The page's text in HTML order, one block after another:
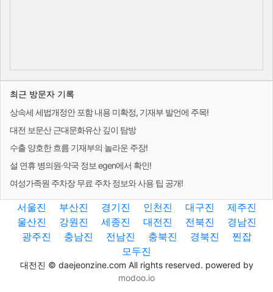
최근 방문자 기록
상속세 세법개정안 포함 내용 미확정, 기재부 발언에 주목!
대전 보문산 근대문화유산 깊이 탐방
수출 양호한 흐름 기재부의 놀라운 주장!
설 연휴 병의원·약국 정보 egen에서 확인!
여성가족원 주차장 무료 주차 정보와 사용 팁 공개!
서울진 부산진 경기진 인천진 대구진
제주진
울산진
강원진 세종진 대전진 전북진
경남진
광주진
충남진 전남진 충북진 경북진
찐잡
모두진
대전진 © daejeonzine.com All rights reserved. powered by
modoo.io